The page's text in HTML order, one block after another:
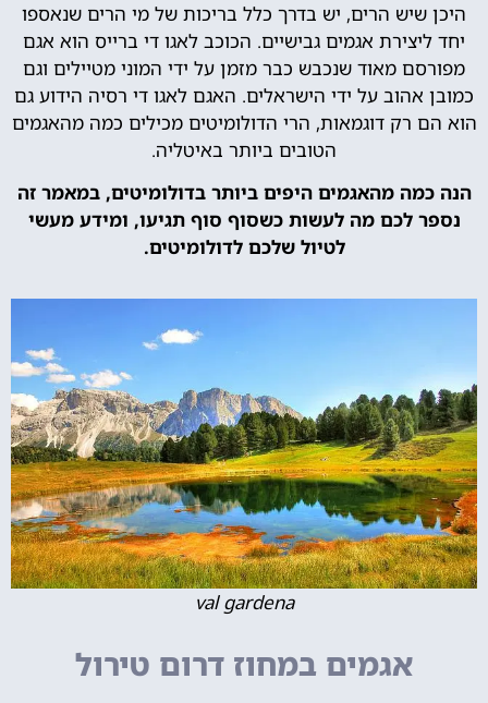
היכן שיש הרים, יש בדרך כלל בריכות של מי הרים שנאספו
יחד ליצירת אגמים גבישיים. הכוכב לאגו די ברייס הוא אגם
מפורסם מאוד שנכבש כבר מזמן על ידי המוני מטיילים וגם
כמובן אהוב על ידי הישראלים. האגם לאגו די רסיה הידוע גם
הוא הם רק דוגמאות, הרי הדולומיטים מכילים כמה מהאגמים
הטובים ביותר באיטליה.
הנה כמה מהאגמים היפים ביותר בדולומיטים, במאמר זה
נספר לכם מה לעשות כשסוף סוף תגיעו, ומידע מעשי
לטיול שלכם לדולומיטים.
val gardena
אגמים במחוז דרום טירול